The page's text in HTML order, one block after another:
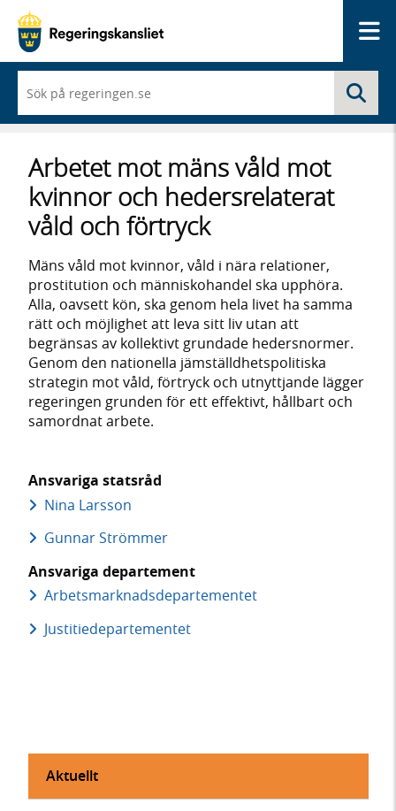
du
börjar
skriva
framträder
en
lista
sökförslag
Arbetet mot mäns våld mot
kvinnor och hedersrelaterat
våld och förtryck
Mäns våld mot kvinnor, våld i nära relationer,
prostitution och människohandel ska upphöra.
Alla, oavsett kön, ska genom hela livet ha samma
rätt och möjlighet att leva sitt liv utan att
begränsas av kollektivt grundade hedersnormer.
Genom den nationella jämställdhetspolitiska
strategin mot våld, förtryck och utnyttjande lägger
regeringen grunden för ett effektivt, hållbart och
samordnat arbete.
Ansvariga statsråd
Nina Larsson
Gunnar Strömmer
Ansvariga departement
Arbetsmarknads­departementet
Justitie­departementet
Aktuellt